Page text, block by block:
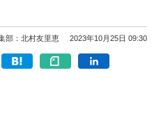
部：北村友里恵 2023年10月25日 09:30